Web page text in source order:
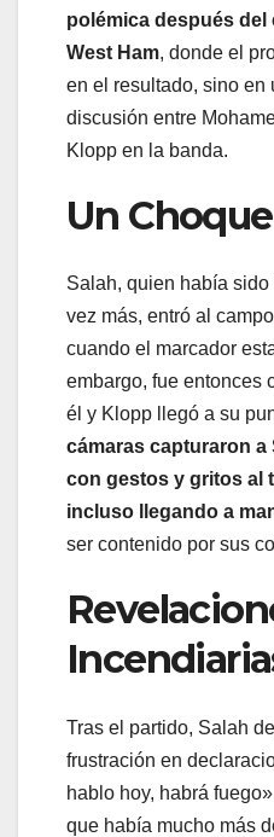
polémica después del
West Ham, donde el
en el resultado, sino en
discusión entre
Klopp en la banda.
Un
Salah, quien había
vez más, entró al
cuando el marcador
embargo, fue entonces
él y Klopp llegó a su
cámaras capturaron
con gestos y gritos al
incluso llegando a
ser contenido por sus
Tras el partido, Salah
frustración en
hablo hoy, habrá
que había mucho más